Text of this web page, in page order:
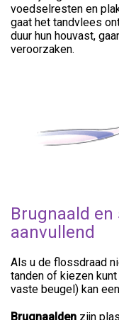
voedselresten en
gaat het tandvlees
duur hun houvast,
veroorzaken.
Brugnaald en
aanvullend
Als u de flossdraad
tanden of kiezen
vaste beugel) kan
Brugnaalden zijn